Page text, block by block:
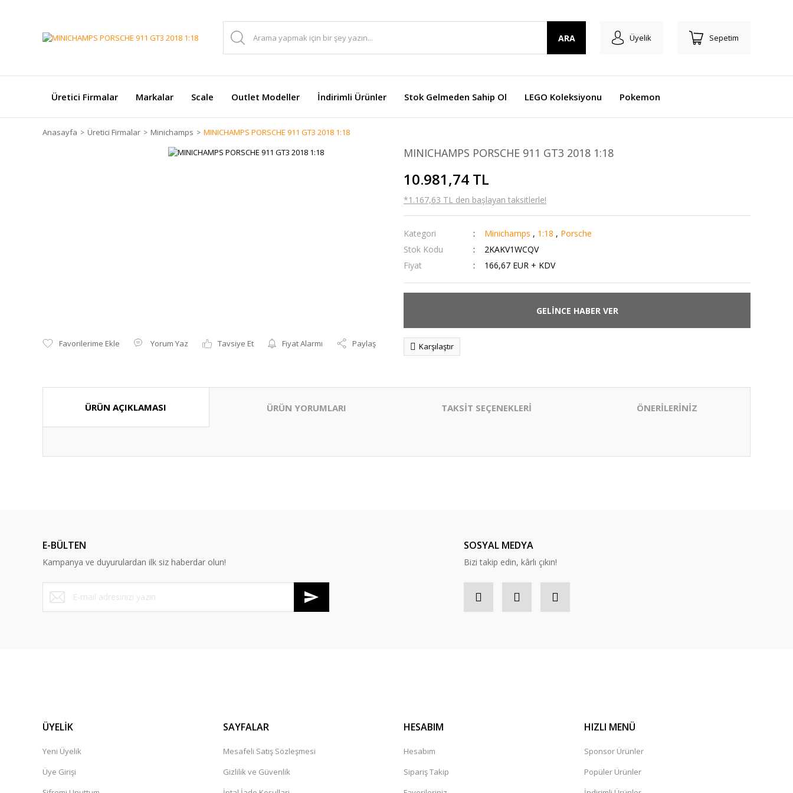
ARA Üyelik Sepetim
Üretici Firmalar Markalar Scale Outlet Modeller İndirimli Ürünler Stok Gelmeden Sahip Ol LEGO Koleksiyonu Pokemon
Anasayfa Üretici Firmalar Minichamps MINICHAMPS PORSCHE 911 GT3 2018 1:18
Yorum Yaz Tavsiye Et Fiyat Alarmı Paylaş
MINICHAMPS PORSCHE 911 GT3 2018 1:18
10.981,74 TL
*1.167,63 TL den başlayan taksitlerle!
Kategori Minichamps , 1:18 , Porsche
Stok Kodu
2KAKV1WCQV
Fiyat
166,67 EUR + KDV
GELİNCE HABER VER
Karşılaştır
ÜRÜN AÇIKLAMASI ÜRÜN YORUMLARI TAKSİT SEÇENEKLERİ ÖNERİLERİNİZ
Ürün bilgilerinde hatalar bulunuyor.
Ürün fiyatı diğer sitelerden daha pahalı.
Bu ürüne benzer farklı alternatifler olmalı.
E-BÜLTEN
Kampanya ve duyurulardan ilk siz haberdar olun!
SOSYAL MEDYA
Bizi takip edin, kârlı çıkın!
ÜYELİK
Yeni Üyelik
Üye Girişi
SAYFALAR
Mesafeli Satış Sözleşmesi
Gizlilik ve Güvenlik
HESABIM
Hesabım
Sipariş Takip
HIZLI MENÜ
Sponsor Ürünler
Popüler Ürünler